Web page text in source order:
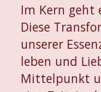
Im Kern geht
Diese
unserer
leben und
Mittelpunkt